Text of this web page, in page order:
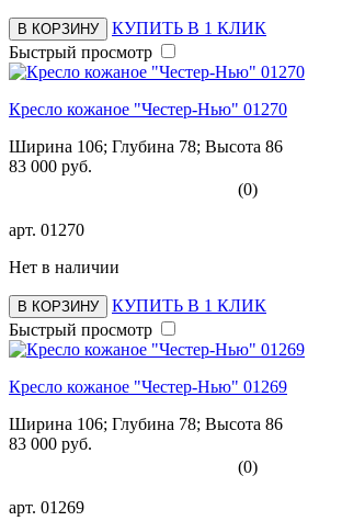
В КОРЗИНУ
КУПИТЬ В 1 КЛИК
Быстрый просмотр
Кресло кожаное "Честер-Нью" 01270
Ширина 106; Глубина 78; Высота 86
83 000 руб.
(0)
арт. 01270
Нет в наличии
В КОРЗИНУ
КУПИТЬ В 1 КЛИК
Быстрый просмотр
Кресло кожаное "Честер-Нью" 01269
Ширина 106; Глубина 78; Высота 86
83 000 руб.
(0)
арт. 01269